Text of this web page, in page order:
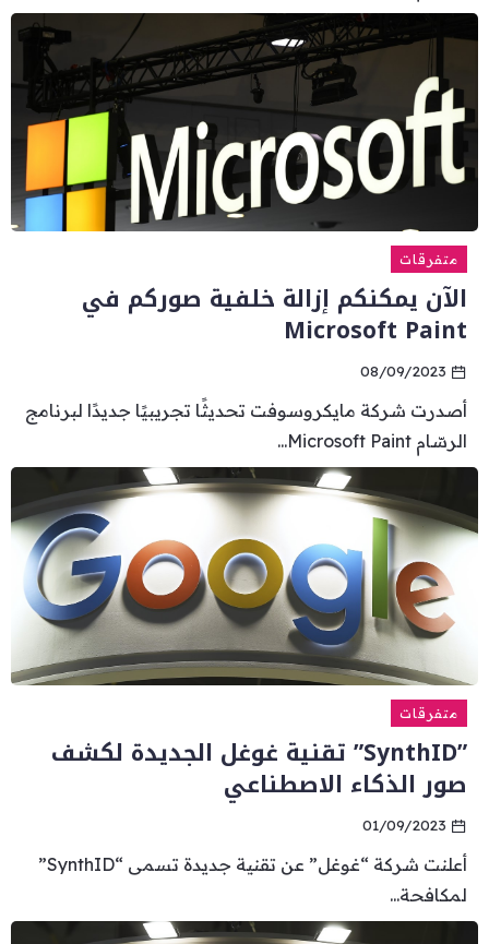
متفرقات
الآن يمكنكم إزالة خلفية صوركم في
Microsoft Paint
08/09/2023
أصدرت شركة مايكروسوفت تحديثًا تجريبيًا جديدًا لبرنامج
الرسّام Microsoft Paint...
متفرقات
”SynthID” تقنية غوغل الجديدة لكشف
صور الذكاء الاصطناعي
01/09/2023
أعلنت شركة “غوغل” عن تقنية جديدة تسمى “SynthID”
لمكافحة...